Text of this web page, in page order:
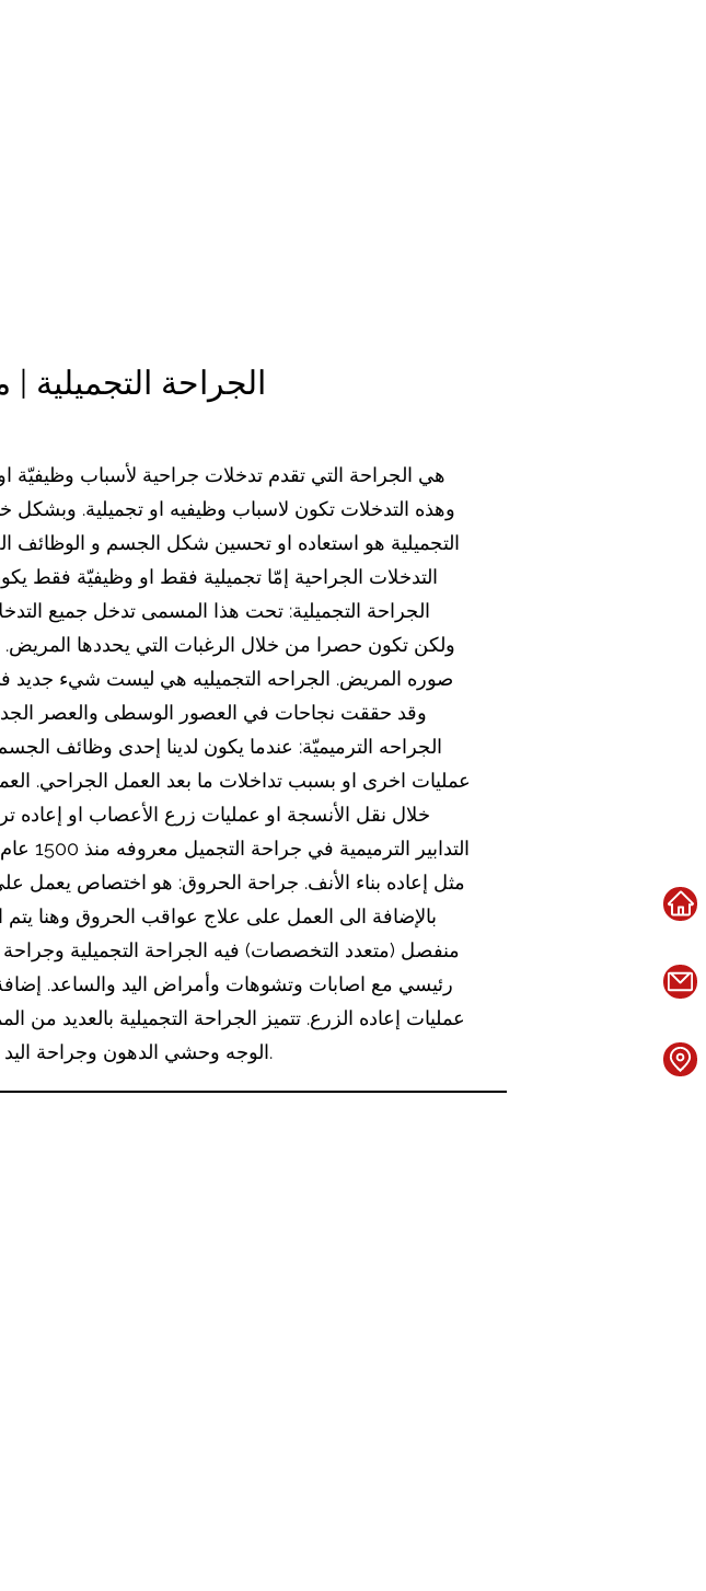
هي الجراحة التي تقدم تدخلات جراحية لأسباب وظيفيّة
وهذه التدخلات تكون لاسباب وظيفيه او تجميلية.
التجميلية هو استعاده او تحسين شكل الجسم و الوظائف
التدخلات الجراحية إمّا تجميلية فقط او وظيفيّة فقط
الجراحة التجميلية: تحت هذا المسمى تدخل جميع
ولكن تكون حصرا من خلال الرغبات التي يحددها
وقد حققت نجاحات في العصور الوسطى والعصر
الجراحه الترميميّة: عندما يكون لدينا إحدى وظائف
عمليات اخرى او بسبب تداخلات ما بعد العمل الجراحي.
خلال نقل الأنسجة او عمليات زرع الأعصاب او إعاده
مثل إعاده بناء الأنف. جراحة الحروق: هو اختصاص يعمل
بالإضافة الى العمل على علاج عواقب الحروق وهنا
منفصل (متعدد التخصصات) فيه الجراحة التجميلية
رئيسي مع اصابات وتشوهات وأمراض اليد والساعد.
عمليات إعاده الزرع. تتميز الجراحة التجميلية بالعديد
الوجه وحشي الدهون وجراحة اليد ومتلازمه النفق الرسغي وتكبير الثدي والندبات وغيرها من العمليات.